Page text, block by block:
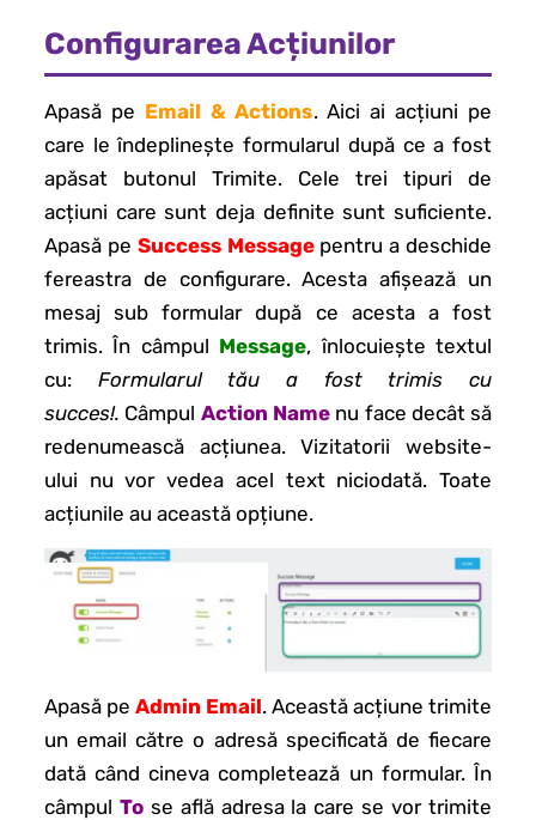
Configurarea Acțiunilor
Apasă pe Email & Actions. Aici ai acțiuni pe
care le îndeplinește formularul după ce a fost
apăsat butonul Trimite. Cele trei tipuri de
acțiuni care sunt deja definite sunt suficiente.
Apasă pe Success Message pentru a deschide
fereastra de configurare. Acesta afișează un
mesaj sub formular după ce acesta a fost
trimis. În câmpul Message, înlocuiește textul
cu: Formularul tău a fost trimis cu
succes!. Câmpul Action Namenu face decât să
redenumească acțiunea. Vizitatorii website-
ului nu vor vedea acel text niciodată. Toate
acțiunile au această opțiune.
Apasă pe Admin Email. Această acțiune trimite
un email către o adresă specificată de fiecare
dată când cineva completează un formular. În
câmpul To se află adresa la care se vor trimite